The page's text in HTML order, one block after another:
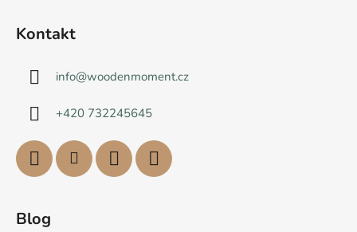
Kontakt
info@woodenmoment.cz
+420 732245645
Blog